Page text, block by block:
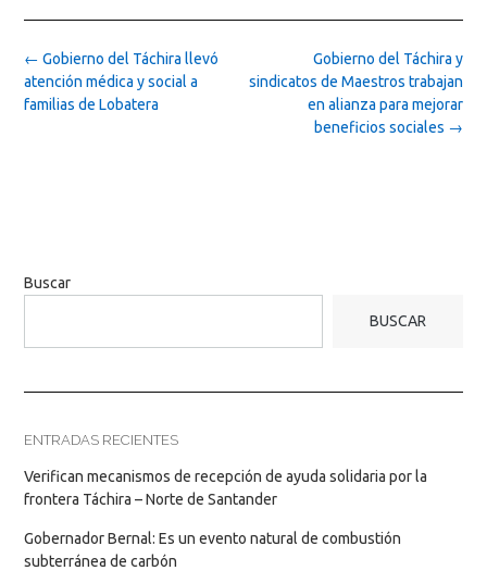
Post
navigation
Gobierno del Táchira y
sindicatos de Maestros trabajan
en alianza para mejorar
beneficios sociales →
← Gobierno del Táchira llevó
atención médica y social a
familias de Lobatera
Buscar
BUSCAR
ENTRADAS RECIENTES
Verifican mecanismos de recepción de ayuda solidaria por la
frontera Táchira – Norte de Santander
Gobernador Bernal: Es un evento natural de combustión
subterránea de carbón